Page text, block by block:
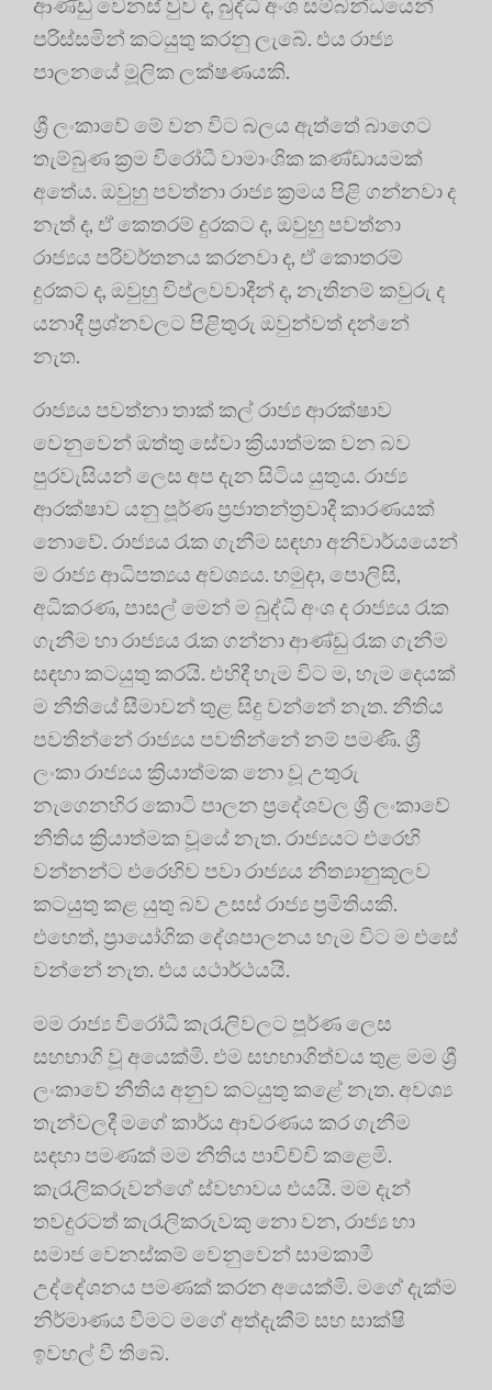
ආණ්ඩු වෙනස් වුව ද, බුද්ධි අංශ සම්බන්ධයෙන්
පරිස්සමින් කටයුතු කරනු ලැබේ. එය රාජ්‍ය
පාලනයේ මූලික ලක්ෂණයකි.
ශ්‍රී ලංකාවේ මේ වන විට බලය ඇත්තේ බාගෙට
තැම්බුණ ක්‍රම විරෝධී වාමාංශික කණ්ඩායමක්
අතේය. ඔවුහු පවත්නා රාජ්‍ය ක්‍රමය පිළි ගන්නවා ද
නැත් ද, ඒ කෙතරම් දුරකට ද, ඔවුහු පවත්නා
රාජ්‍යය පරිවර්තනය කරනවා ද, ඒ කොතරම්
දුරකට ද, ඔවුහු විප්ලවවාදීන් ද, නැතිනම් කවුරු ද
යනාදී ප්‍රශ්නවලට පිළිතුරු ඔවුන්වත් දන්නේ
නැත.
රාජ්‍යය පවත්නා තාක් කල් රාජ්‍ය ආරක්ෂාව
වෙනුවෙන් ඔත්තු සේවා ක්‍රියාත්මක වන බව
පුරවැසියන් ලෙස අප දැන සිටිය යුතුය. රාජ්‍ය
ආරක්ෂාව යනු පූර්ණ ප්‍රජාතන්ත්‍රවාදී කාරණයක්
නොවේ. රාජ්‍යය රැක ගැනීම සඳහා අනිවාර්යයෙන්
ම රාජ්‍ය ආධිපත්‍යය අවශ්‍යය. හමුදා, පොලිසි,
අධිකරණ, පාසල් මෙන් ම බුද්ධි අංශ ද රාජ්‍යය රැක
ගැනීම හා රාජ්‍යය රැක ගන්නා ආණ්ඩු රැක ගැනීම
සඳහා කටයුතු කරයි. එහිදී හැම විට ම, හැම දෙයක්
ම නීතියේ සීමාවන් තුළ සිදු වන්නේ නැත. නීතිය
පවතින්නේ රාජ්‍යය පවතින්නේ නම් පමණි. ශ්‍රී
ලංකා රාජ්‍යය ක්‍රියාත්මක නො වූ උතුරු
නැගෙනහිර කොටි පාලන ප්‍රදේශවල ශ්‍රී ලංකාවේ
නීතිය ක්‍රියාත්මක වූයේ නැත. රාජ්‍යයට එරෙහි
වන්නන්ට එරෙහිව පවා රාජ්‍යය නීත්‍යානුකූලව
කටයුතු කළ යුතු බව උසස් රාජ්‍ය ප්‍රමිතියකි.
එහෙත්, ප්‍රායෝගික දේශපාලනය හැම විට ම එසේ
වන්නේ නැත. එය යථාර්ථයයි.
මම රාජ්‍ය විරෝධී කැරැලිවලට පූර්ණ ලෙස
සහභාගි වූ අයෙක්මි. එම සහභාගිත්වය තුළ මම ශ්‍රී
ලංකාවේ නීතිය අනුව කටයුතු කළේ නැත. අවශ්‍ය
තැන්වලදී මගේ කාර්ය ආවරණය කර ගැනීම
සඳහා පමණක් මම නීතිය පාවිච්චි කළෙමි.
කැරැලිකරුවන්ගේ ස්වභාවය එයයි. මම දැන්
තවදුරටත් කැරැලිකරුවකු නො වන, රාජ්‍ය හා
සමාජ වෙනස්කම් වෙනුවෙන් සාමකාමී
උද්දේශනය පමණක් කරන අයෙක්මි. මගේ දැක්ම
නිර්මාණය වීමට මගේ අත්දැකීම් සහ සාක්ෂි
ඉවහල් වී තිබේ.